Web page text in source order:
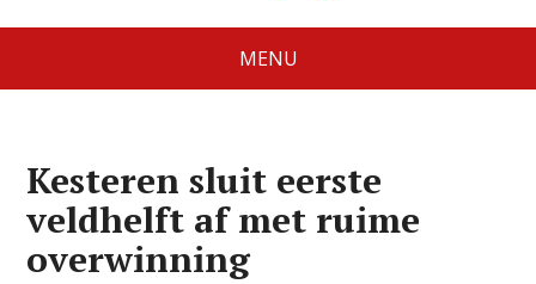
MENU
Kesteren sluit eerste
veldhelft af met ruime
overwinning